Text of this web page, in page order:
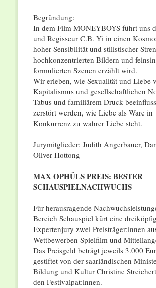
Begründung:
In dem Film MONEYBOYS führt uns
und Regisseur C.B. Yi in einen
hoher Sensibilität und stilistischer
hochkonzentrierten Bildern und
formulierten Szenen erzählt wird.
Wir erleben, wie Sexualität und Liebe
Kapitalismus und gesellschaftlichen
Tabus und familiärem Druck
zerstört werden, wie Liebe als Ware in
Konkurrenz zu wahrer Liebe steht.
Jurymitglieder: Judith Angerbauer,
Oliver Hottong
MAX OPHÜLS PREIS: BESTER
SCHAUSPIELNACHWUCHS
Für herausragende
Bereich Schauspiel kürt eine
Expertenjury zwei Preisträger:innen
Wettbewerben Spielﬁlm und
Das Preisgeld beträgt jeweils 3.000
gestiftet von der saarländischen
Bildung und Kultur Christine
den Festivalpat:innen.